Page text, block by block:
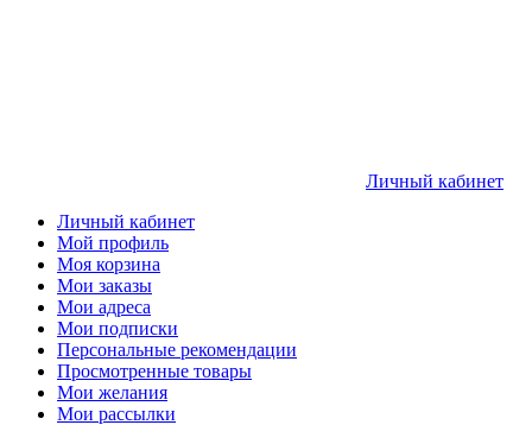
Личный кабинет
Личный кабинет
Мой профиль
Моя корзина
Мои заказы
Мои адреса
Мои подписки
Персональные рекомендации
Просмотренные товары
Мои желания
Мои рассылки